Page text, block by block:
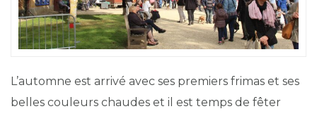
L’automne est arrivé avec ses premiers frimas et ses
belles couleurs chaudes et il est temps de fêter